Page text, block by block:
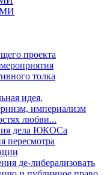
проекта
толка
идея,
империализм
любви...
дела ЮКОСа
пересмотра
де-либерализовать